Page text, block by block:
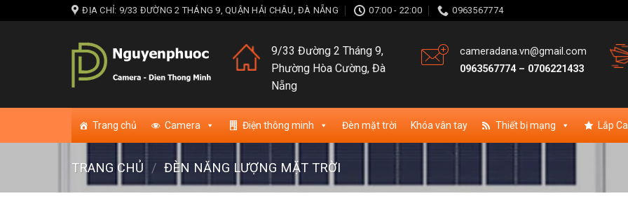
to
ĐỊA CHỈ: 9/33 ĐƯỜNG 2 THÁNG 9, QUẬN HẢI CHÂU, ĐÀ NẴNG 07:00 - 22:00 0963567774
9/33 Đường 2 Tháng 9,
Phường Hòa Cường, Đà
Nẵng
cameradana.vn@gmail.com
0963567774– 0706221433
Trang chủ Camera Điện thông minh Đèn mặt trời Khóa vân tay Thiết bị mạng Lắp
TRANG CHỦ / ĐÈN NĂNG LƯỢNG MẶT TRỜI